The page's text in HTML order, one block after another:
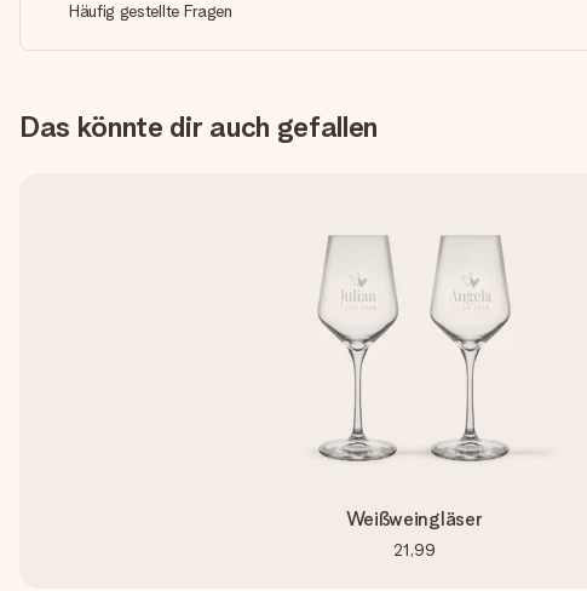
Häufig gestellte Fragen
Das könnte dir auch gefallen
Weißweingläser
21,99